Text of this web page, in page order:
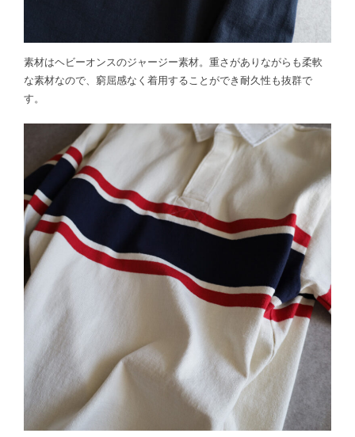
素材はヘビーオンスのジャージー素材。重さがありながらも柔軟
な素材なので、窮屈感なく着用することができ耐久性も抜群で
す。